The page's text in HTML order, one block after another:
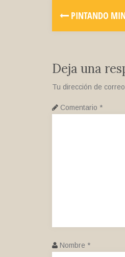
PINTANDO
Deja una
Tu dirección de
Comentario *
Nombre *